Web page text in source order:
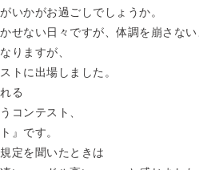
いかがお過ごしでしょうか。
せない日々ですが、体調を崩さない
りますが、
トに出場しました。
る
コンテスト、
』です。
定を聞いたときは